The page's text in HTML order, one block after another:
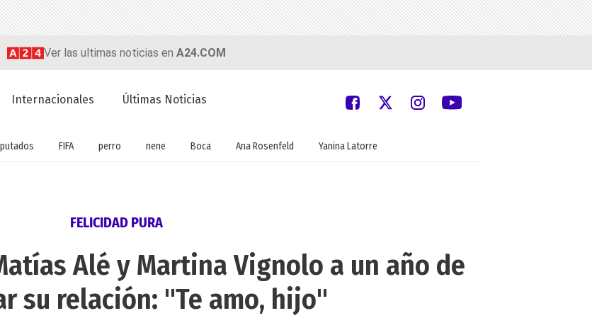
Ver las ultimas noticias en A24.COM
Internacionales Últimas Noticias
FIFA perro nene Boca Ana Rosenfeld Yanina Latorre
FELICIDAD PURA
Alé y Martina Vignolo a un año de
su relación: "Te amo, hijo"